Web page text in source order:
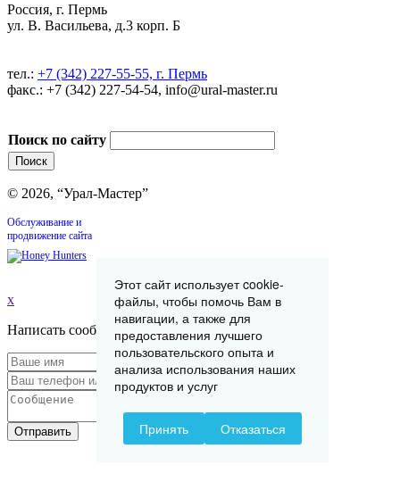
Россия, г. Пермь
ул. В. Васильева, д.3 корп. Б
тел.: +7 (342) 227-55-55, г. Пермь
факс.: +7 (342) 227-54-54, info@ural-master.ru
Поиск по сайту
© 2026, “Урал-Мастер”
Обслуживание и
продвижение сайта
x
Написать сообщение
Отправить
Этот сайт использует cookie-
файлы, чтобы помочь Вам в
навигации, а также для
предоставления лучшего
пользовательского опыта и
анализа использования наших
продуктов и услуг
Принять Отказаться